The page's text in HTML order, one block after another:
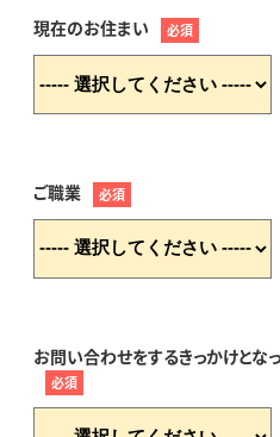
現在のお住まい 必須
ご職業 必須
お問い合わせをするきっかけとな
必須